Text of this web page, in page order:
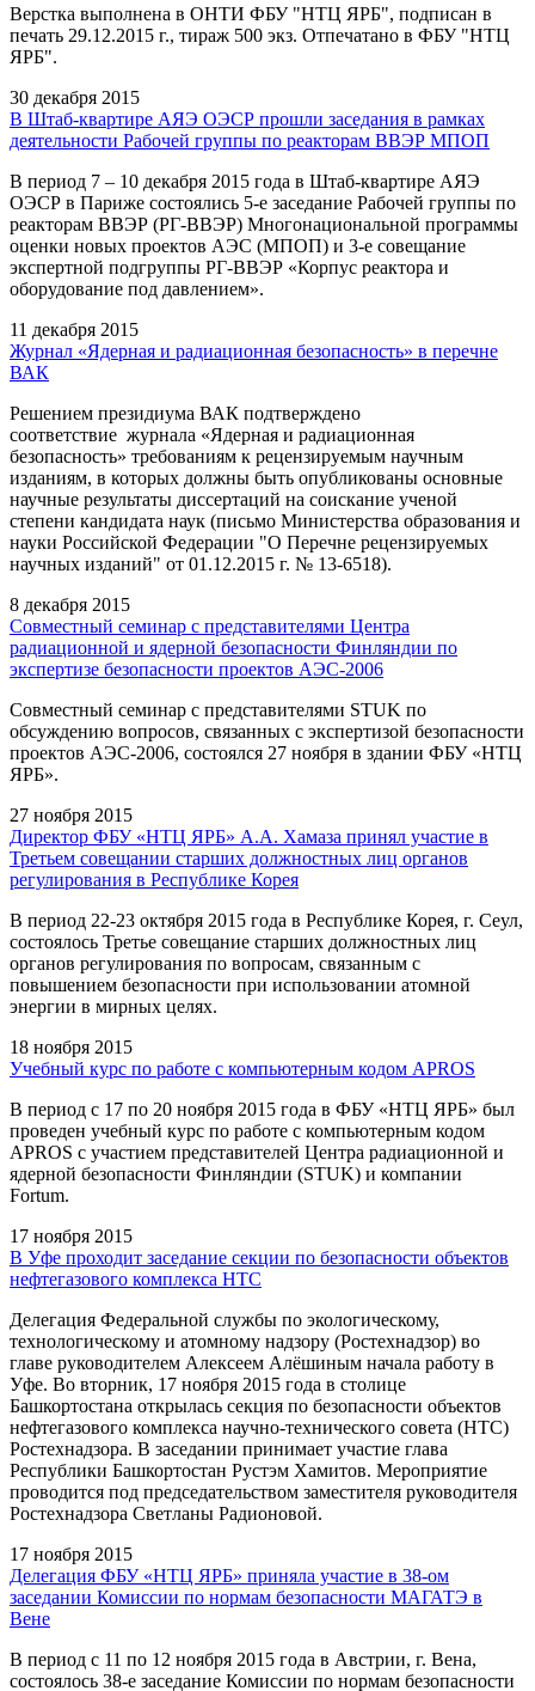
Верстка выполнена в ОНТИ ФБУ "НТЦ ЯРБ", подписан в
печать 29.12.2015 г., тираж 500 экз. Отпечатано в ФБУ "НТЦ
ЯРБ".
30 декабря 2015
В Штаб-квартире АЯЭ ОЭСР прошли заседания в рамках
деятельности Рабочей группы по реакторам ВВЭР МПОП
В период 7 – 10 декабря 2015 года в Штаб-квартире АЯЭ
ОЭСР в Париже состоялись 5-е заседание Рабочей группы по
реакторам ВВЭР (РГ-ВВЭР) Многонациональной программы
оценки новых проектов АЭС (МПОП) и 3-е совещание
экспертной подгруппы РГ-ВВЭР «Корпус реактора и
оборудование под давлением».
11 декабря 2015
Журнал «Ядерная и радиационная безопасность» в перечне
ВАК
Решением президиума ВАК подтверждено
соответствие журнала «Ядерная и радиационная
безопасность» требованиям к рецензируемым научным
изданиям, в которых должны быть опубликованы основные
научные результаты диссертаций на соискание ученой
степени кандидата наук (письмо Министерства образования и
науки Российской Федерации "О Перечне рецензируемых
научных изданий" от 01.12.2015 г. № 13-6518).
8 декабря 2015
Совместный семинар с представителями Центра
радиационной и ядерной безопасности Финляндии по
экспертизе безопасности проектов АЭС-2006
Совместный семинар с представителями STUK по
обсуждению вопросов, связанных с экспертизой безопасности
проектов АЭС-2006, состоялся 27 ноября в здании ФБУ «НТЦ
ЯРБ».
27 ноября 2015
Директор ФБУ «НТЦ ЯРБ» А.А. Хамаза принял участие в
Третьем совещании старших должностных лиц органов
регулирования в Республике Корея
В период 22-23 октября 2015 года в Республике Корея, г. Сеул,
состоялось Третье совещание старших должностных лиц
органов регулирования по вопросам, связанным с
повышением безопасности при использовании атомной
энергии в мирных целях.
18 ноября 2015
Учебный курс по работе с компьютерным кодом APROS
В период c 17 по 20 ноября 2015 года в ФБУ «НТЦ ЯРБ» был
проведен учебный курс по работе с компьютерным кодом
APROS с участием представителей Центра радиационной и
ядерной безопасности Финляндии (STUK) и компании
Fortum.
17 ноября 2015
В Уфе проходит заседание секции по безопасности объектов
нефтегазового комплекса НТС
Делегация Федеральной службы по экологическому,
технологическому и атомному надзору (Ростехнадзор) во
главе руководителем Алексеем Алёшиным начала работу в
Уфе. Во вторник, 17 ноября 2015 года в столице
Башкортостана открылась секция по безопасности объектов
нефтегазового комплекса научно-технического совета (НТС)
Ростехнадзора. В заседании принимает участие глава
Республики Башкортостан Рустэм Хамитов. Мероприятие
проводится под председательством заместителя руководителя
Ростехнадзора Светланы Радионовой.
17 ноября 2015
Делегация ФБУ «НТЦ ЯРБ» приняла участие в 38-ом
заседании Комиссии по нормам безопасности МАГАТЭ в
Вене
В период с 11 по 12 ноября 2015 года в Австрии, г. Вена,
состоялось 38-е заседание Комиссии по нормам безопасности